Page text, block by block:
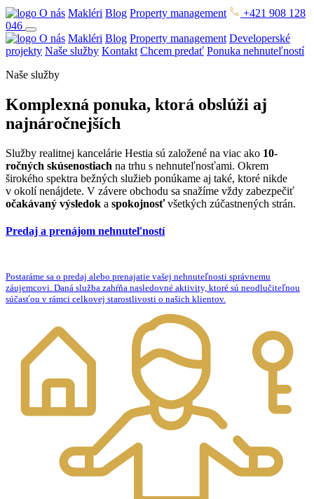
O nás Makléri Blog Property management
+421 908 128
046
O nás Makléri Blog Property management Developerské
projekty Naše služby Kontakt Chcem predať Ponuka nehnuteľností
Naše služby
Komplexná ponuka, ktorá obslúži aj
najnáročnejších
Služby realitnej kancelárie Hestia sú založené na viac ako 10-
ročných skúsenostiach na trhu s nehnuteľnosťami. Okrem
širokého spektra bežných služieb ponúkame aj také, ktoré nikde
v okolí nenájdete. V závere obchodu sa snažíme vždy zabezpečiť
očakávaný výsledok a spokojnosťvšetkých zúčastnených strán.
Predaj a prenájom nehnuteľností
Postaráme sa o predaj alebo prenajatie vašej nehnuteľnosti správnemu
záujemcovi. Daná služba zahŕňa nasledovné aktivity, ktoré sú neodlučiteľnou
súčasťou v rámci celkovej starostlivosti o našich klientov.